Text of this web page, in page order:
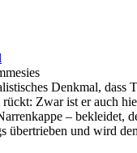
Denkmal, dass
Zwar ist er auch
– bekleidet,
übertrieben und wird